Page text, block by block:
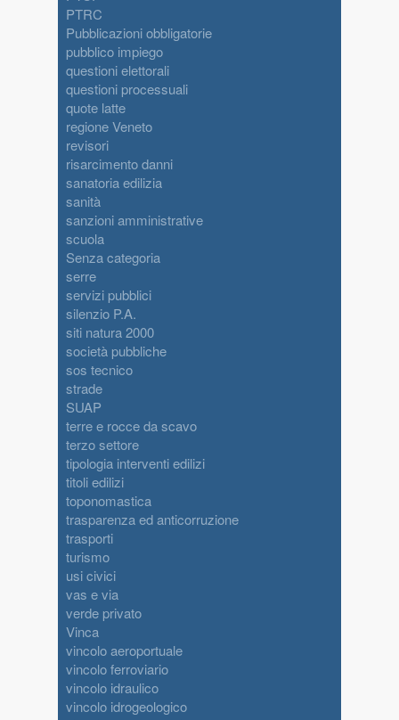
PTRC
Pubblicazioni obbligatorie
pubblico impiego
questioni elettorali
questioni processuali
quote latte
regione Veneto
revisori
risarcimento danni
sanatoria edilizia
sanità
sanzioni amministrative
scuola
Senza categoria
serre
servizi pubblici
silenzio P.A.
siti natura 2000
società pubbliche
sos tecnico
strade
SUAP
terre e rocce da scavo
terzo settore
tipologia interventi edilizi
titoli edilizi
toponomastica
trasparenza ed anticorruzione
trasporti
turismo
usi civici
vas e via
verde privato
Vinca
vincolo aeroportuale
vincolo ferroviario
vincolo idraulico
vincolo idrogeologico